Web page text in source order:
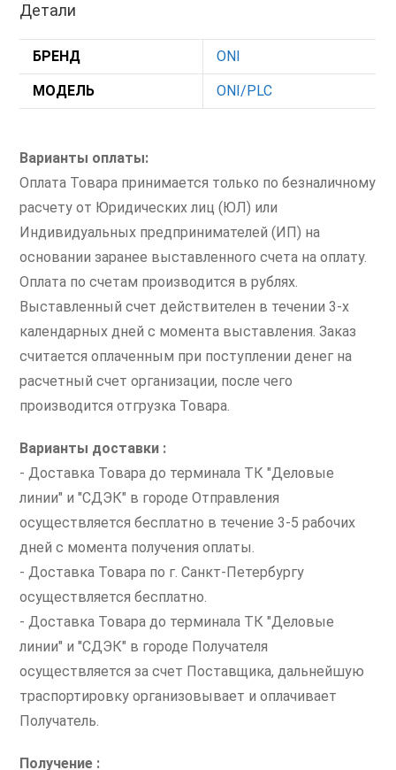
Детали
БРЕНД ONI
МОДЕЛЬ ONI/PLC
Варианты оплаты:
Оплата Товара принимается только по безналичному
расчету от Юридических лиц (ЮЛ) или
Индивидуальных предпринимателей (ИП) на
основании заранее выставленного счета на оплату.
Оплата по счетам производится в рублях.
Выставленный счет действителен в течении 3-х
календарных дней с момента выставления. Заказ
считается оплаченным при поступлении денег на
расчетный счет организации, после чего
производится отгрузка Товара.
Варианты доставки :
- Доставка Товара до терминала ТК "Деловые
линии" и "СДЭК" в городе Отправления
осуществляется бесплатно в течение 3-5 рабочих
дней с момента получения оплаты.
- Доставка Товара по г. Санкт-Петербургу
осуществляется бесплатно.
- Доставка Товара до терминала ТК "Деловые
линии" и "СДЭК" в городе Получателя
осуществляется за счет Поставщика, дальнейшую
траспортировку организовывает и оплачивает
Получатель.
Получение :